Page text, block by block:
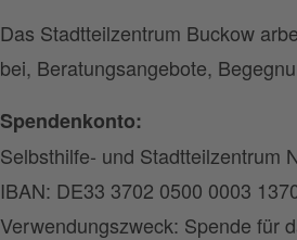
Das Stadtteilzentrum Buckow
bei, Beratungsangebote,
Spendenkonto:
Selbsthilfe- und Stadtteilzentrum
IBAN: DE33 3702 0500 0003
Verwendungszweck: Spende für